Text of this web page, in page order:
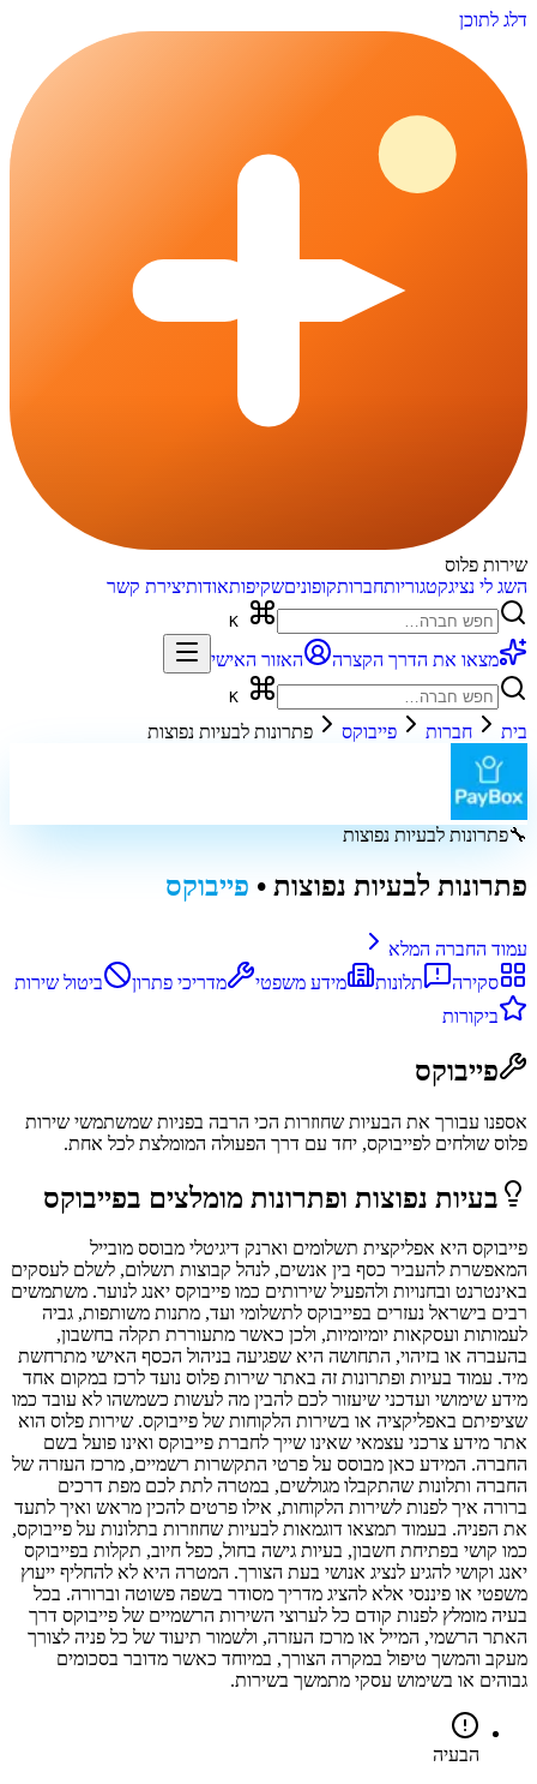
דלג לתוכן
שירות פלוס
השג לי נציגקטגוריותחברותקופוניםשקיפותאודותיצירת קשר
מצאו את הדרך הקצרה האזור האישי
בית חברות פייבוקס פתרונות לבעיות נפוצות
🔧פתרונות לבעיות נפוצות
פתרונות לבעיות נפוצות • פייבוקס
עמוד החברה המלא
סקירה
תלונות מידע משפטי מדריכי פתרון
ביטול שירות
ביקורות
פייבוקס
אספנו עבורך את הבעיות שחוזרות הכי הרבה בפניות שמשתמשי שירות
פלוס שולחים לפייבוקס, יחד עם דרך הפעולה המומלצת לכל אחת.
בעיות נפוצות ופתרונות מומלצים בפייבוקס
פייבוקס היא אפליקצית תשלומים וארנק דיגיטלי מבוסס מובייל
המאפשרת להעביר כסף בין אנשים, לנהל קבוצות תשלום, לשלם לעסקים
באינטרנט ובחנויות ולהפעיל שירותים כמו פייבוקס יאנג לנוער. משתמשים
רבים בישראל נעזרים בפייבוקס לתשלומי ועד, מתנות משותפות, גביה
לעמותות ועסקאות יומיומיות, ולכן כאשר מתעוררת תקלה בחשבון,
בהעברה או בזיהוי, התחושה היא שפגיעה בניהול הכסף האישי מתרחשת
מיד. עמוד בעיות ופתרונות זה באתר שירות פלוס נועד לרכז במקום אחד
מידע שימושי ועדכני שיעזור לכם להבין מה לעשות כשמשהו לא עובד כמו
שציפיתם באפליקציה או בשירות הלקוחות של פייבוקס. שירות פלוס הוא
אתר מידע צרכני עצמאי שאינו שייך לחברת פייבוקס ואינו פועל בשם
החברה. המידע כאן מבוסס על פרטי התקשרות רשמיים, מרכז העזרה של
החברה ותלונות שהתקבלו מגולשים, במטרה לתת לכם מפת דרכים
ברורה איך לפנות לשירות הלקוחות, אילו פרטים להכין מראש ואיך לתעד
את הפניה. בעמוד תמצאו דוגמאות לבעיות שחוזרות בתלונות על פייבוקס,
כמו קושי בפתיחת חשבון, בעיות גישה בחול, כפל חיוב, תקלות בפייבוקס
יאנג וקושי להגיע לנציג אנושי בעת הצורך. המטרה היא לא להחליף ייעוץ
משפטי או פיננסי אלא להציג מדריך מסודר בשפה פשוטה וברורה. בכל
בעיה מומלץ לפנות קודם כל לערוצי השירות הרשמיים של פייבוקס דרך
האתר הרשמי, המייל או מרכז העזרה, ולשמור תיעוד של כל פניה לצורך
מעקב והמשך טיפול במקרה הצורך, במיוחד כאשר מדובר בסכומים
גבוהים או בשימוש עסקי מתמשך בשירות.
הבעיה